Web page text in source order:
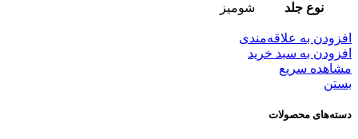
نوع جلد شومیز
افزودن به علاقه‌مندی
افزودن به سبد خرید
مشاهده سریع
بستن
دسته‌های محصولات